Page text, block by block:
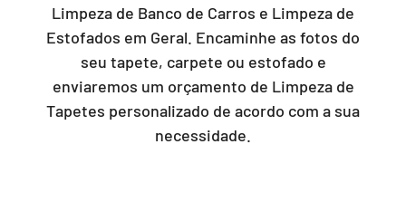
Limpeza de Banco de Carros e Limpeza de
Estofados em Geral. Encaminhe as fotos do
seu tapete, carpete ou estofado e
enviaremos um orçamento de Limpeza de
Tapetes personalizado de acordo com a sua
necessidade.